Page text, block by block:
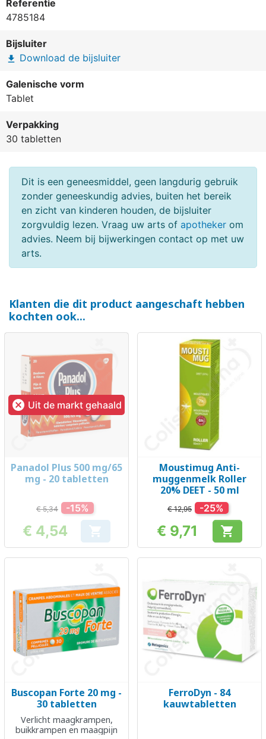
Referentie
4785184
Bijsluiter
file_download Download de bijsluiter
Galenische vorm
Tablet
Verpakking
30 tabletten
Dit is een geneesmiddel, geen langdurig gebruik
zonder geneeskundig advies, buiten het bereik
en zicht van kinderen houden, de bijsluiter
zorgvuldig lezen. Vraag uw arts of apotheker om
advies. Neem bij bijwerkingen contact op met uw
arts.
Klanten die dit product aangeschaft hebben
kochten ook...
 Uit de markt gehaald
Panadol Plus 500 mg/65
mg - 20 tabletten
€ 5,34 -15%
Prijs
€ 4,54 
Moustimug Anti-
muggenmelk Roller
20% DEET - 50 ml
€ 12,95 -25%
Prijs
€ 9,71 
Buscopan Forte 20 mg -
30 tabletten
Verlicht maagkrampen,
buikkrampen en maagpijn
FerroDyn - 84
kauwtabletten